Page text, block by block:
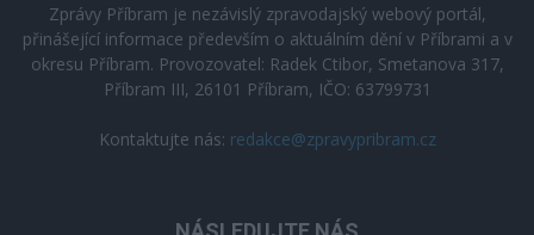
Zprávy Příbram je nezávislý zpravodajský webový portál,
přinášející informace především o aktuálním dění v Příbrami a v
okresu Příbram. Provozovatel: Radek Ctibor, Smetanova 317,
Příbram III, 26101 Příbram, IČO: 63799731
Kontaktujte nás: redakce@zpravypribram.cz